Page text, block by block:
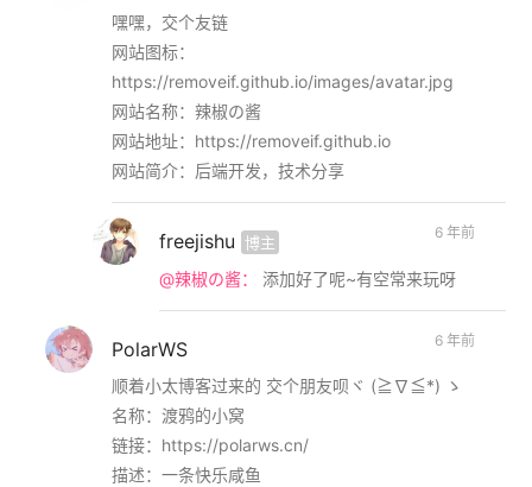
嘿嘿，交个友链
网站图标：
https://removeif.github.io/images/avatar.jpg
网站名称：辣椒の酱
网站地址：https://removeif.github.io
网站简介：后端开发，技术分享
freejishu 博主
@辣椒の酱： 添加好了呢~有空常来玩呀
6 年前
PolarWS
顺着小太博客过来的 交个朋友呗ヾ (≧∇≦*) ゝ
名称：渡鸦的小窝
链接：https://polarws.cn/
描述：一条快乐咸鱼
6 年前